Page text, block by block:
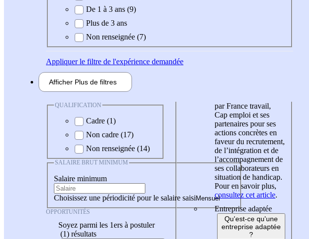
De 1 à 3 ans (9)
Plus de 3 ans
Non renseignée (7)
Appliquerle filtre de l'expérience demandée
Afficher Plus de filtres
QUALIFICATION
Cadre (1)
Non cadre (17)
Non renseignée (14)
SALAIRE BRUT MINIMUM
Salaire minimum
Choisissez une périodicité pour le salaire saisi
OPPORTUNITÉS
Soyez parmi les 1ers à postuler
(1) résultats
par France travail,
Cap emploi et ses
partenaires pour ses
actions concrètes en
faveur du recrutement,
de l’intégration et de
l’accompagnement de
ses collaborateurs en
situation de handicap.
Pour en savoir plus,
consultez cet article.
Entreprise adaptée
Qu'est-ce qu'une
entreprise adaptée
?